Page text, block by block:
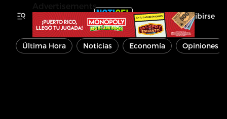
Inscribirse
Última Hora Noticias Economía Opiniones
Advertisements